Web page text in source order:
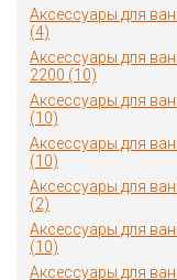
Аксессуары для
(4)
Аксессуары для
2200 (10)
Аксессуары для
(10)
Аксессуары для
(10)
Аксессуары для
(2)
Аксессуары для
(10)
Аксессуары для